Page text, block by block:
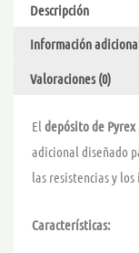
Descripción
Información
Valoraciones (0)
El depósito de Pyrex
adicional diseñado
las resistencias y
Características: